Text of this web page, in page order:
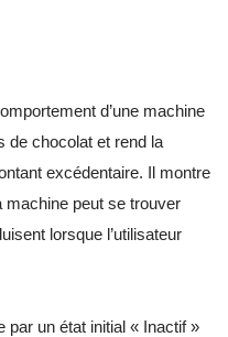
d’une machine
de chocolat et rend la
excédentaire. Il montre
machine peut se trouver
lorsque l’utilisateur
par un état initial « Inactif »